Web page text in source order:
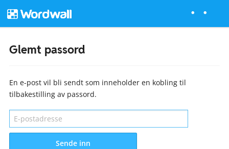
Glemt passord
En e-post vil bli sendt som inneholder en kobling til
tilbakestilling av passord.
Sende inn